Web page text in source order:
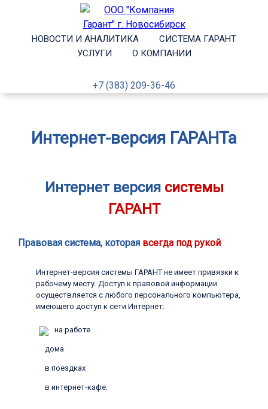
НОВОСТИ И АНАЛИТИКА
СИСТЕМА ГАРАНТ
УСЛУГИ
О КОМПАНИИ
+7 (383) 209-36-46
Интернет-версия ГАРАНТа
Интернет версия системы
ГАРАНТ
Правовая система, которая всегда под рукой
Интернет-версия системы ГАРАНТ не имеет привязки к
рабочему месту. Доступ к правовой информации
осуществляется с любого персонального компьютера,
имеющего доступ к сети Интернет:
на работе
дома
в поездках
в интернет-кафе.